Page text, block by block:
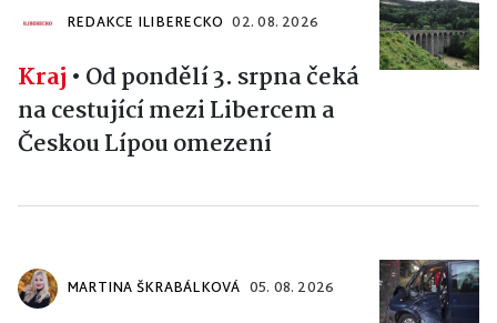
REDAKCE ILIBERECKO 02. 08. 2026
Kraj • Od pondělí 3. srpna čeká
na cestující mezi Libercem a
Českou Lípou omezení
MARTINA ŠKRABÁLKOVÁ 05. 08. 2026